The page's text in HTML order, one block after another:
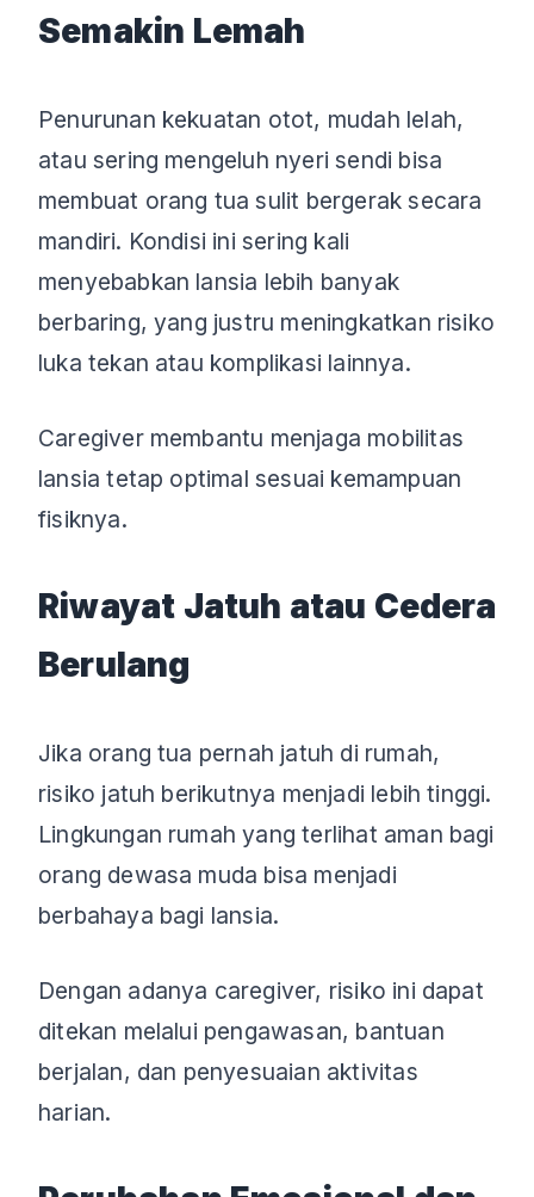
Semakin Lemah
Penurunan kekuatan otot, mudah lelah,
atau sering mengeluh nyeri sendi bisa
membuat orang tua sulit bergerak secara
mandiri. Kondisi ini sering kali
menyebabkan lansia lebih banyak
berbaring, yang justru meningkatkan risiko
luka tekan atau komplikasi lainnya.
Caregiver membantu menjaga mobilitas
lansia tetap optimal sesuai kemampuan
fisiknya.
Riwayat Jatuh atau Cedera
Berulang
Jika orang tua pernah jatuh di rumah,
risiko jatuh berikutnya menjadi lebih tinggi.
Lingkungan rumah yang terlihat aman bagi
orang dewasa muda bisa menjadi
berbahaya bagi lansia.
Dengan adanya caregiver, risiko ini dapat
ditekan melalui pengawasan, bantuan
berjalan, dan penyesuaian aktivitas
harian.